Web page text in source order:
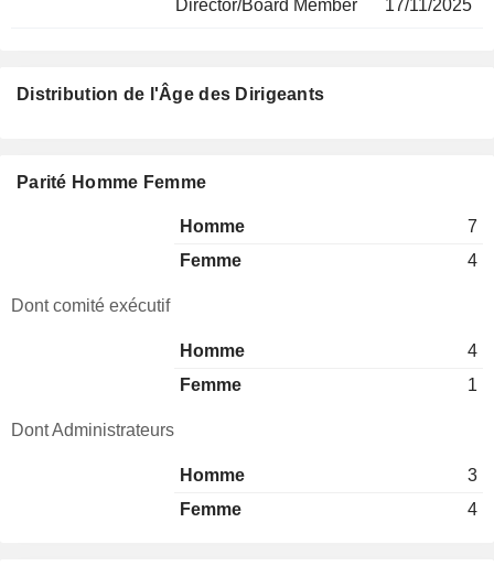
Director/Board Member 17/11/2025
Distribution de l'Âge des Dirigeants
Parité Homme Femme
Homme
7
Femme
4
Dont comité exécutif
Homme
4
Femme
1
Dont Administrateurs
Homme
3
Femme
4